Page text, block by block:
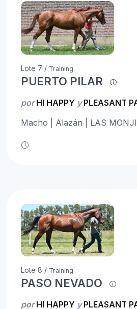
Lote 7 / Training
PUERTO PILAR
porHI HAPPY yPLEASANT
Macho | Alazán | LAS
Lote 8 / Training
PASO NEVADO
porHI HAPPY yPLEASANT